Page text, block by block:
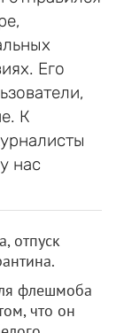
Его
К
нас
отпуск
флешмоба
что он